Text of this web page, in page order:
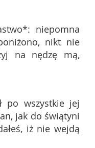
niepomna
nikt nie
na nędzę mą,
po wszystkie jej
jak do świątyni
iż nie wejdą